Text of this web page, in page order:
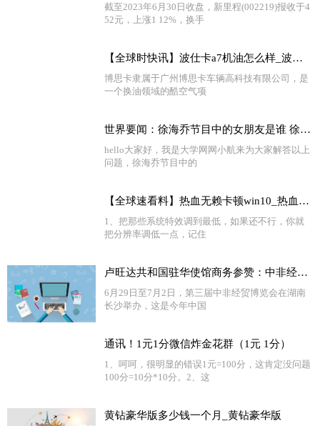
截至2023年6月30日收盘，新里程(002219)报收于4
52元，上涨1 12%，换手
【全球时快讯】波仕卡a7机油怎么样_波仕卡机油质量怎么样
博思卡隶属于广州博思卡车辆高科技有限公司，是
一个换油领域的酷空气项
世界要闻：徐海乔节目中的女朋友是谁 徐海乔前女友是谁猜测
hello大家好，我是大学网网小航来为大家解答以上
问题，徐海乔节目中的
【全球速看料】热血无赖卡顿win10_热血无赖卡顿
1、把那些系统特效调到最低，如果还不行，你就
把分辨率调低一点，记住
卢旺达共和国驻华使馆商务参赞：中非经贸合作大有可为
6月29日至7月2日，第三届中非经贸博览会在湖南
长沙举办，这是今年中国
通讯！1元1分微信炸金花群（1元 1分）
1、呵呵，很明显的错误1元=100分，这肯定没问题
100分=10分*10分。2、这
黄钻豪华版多少钱一个月_黄钻豪华版